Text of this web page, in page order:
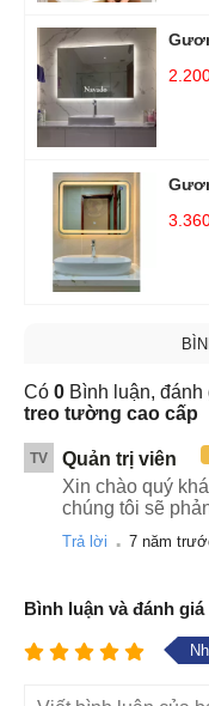
Có 0 Bình luận, đánh
treo tường cao cấp
TV Quản trị viên
Xin chào quý
chúng tôi sẽ
Trả lời . 7 năm
Bình luận và đánh giá